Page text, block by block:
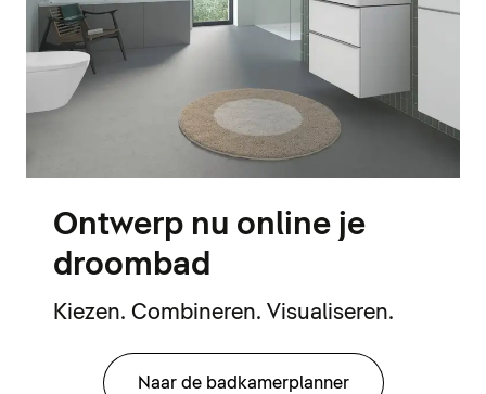
Ontwerp nu online je
droombad
Kiezen. Combineren. Visualiseren.
Naar de badkamerplanner